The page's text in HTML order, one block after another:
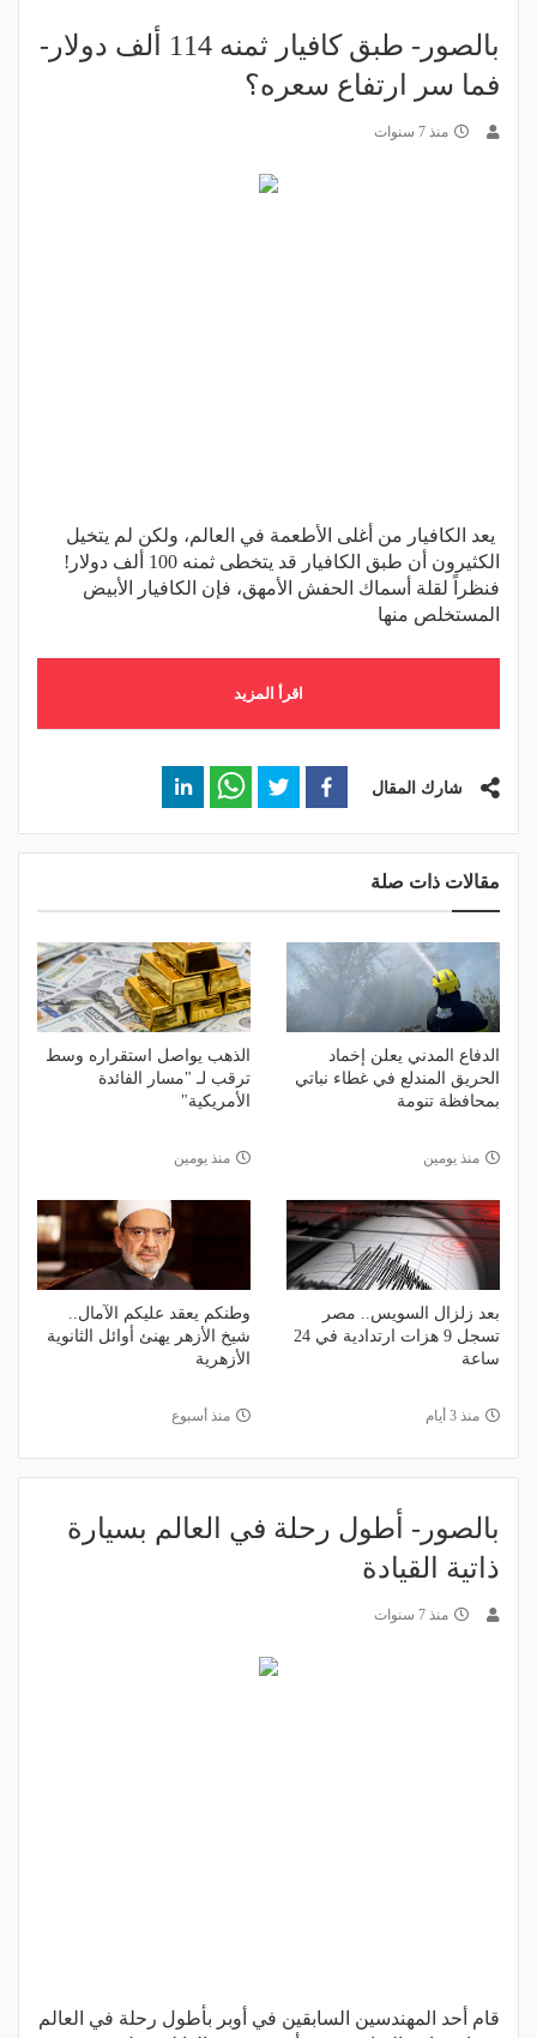
بالصور- طبق كافيار ثمنه 114 ألف دولار-
فما سر ارتفاع سعره؟
منذ 7 سنوات
يعد الكافيار من أغلى الأطعمة في العالم، ولكن لم يتخيل
الكثيرون أن طبق الكافيار قد يتخطى ثمنه 100 ألف دولار!
فنظراً لقلة أسماك الحفش الأمهق، فإن الكافيار الأبيض
المستخلص منها
اقرأ المزيد
شارك المقال
مقالات ذات صلة
الدفاع المدني يعلن إخماد
الحريق المندلع في غطاء نباتي
بمحافظة تنومة
منذ يومين
الذهب يواصل استقراره وسط
ترقب لـ "مسار الفائدة
الأمريكية"
منذ يومين
بعد زلزال السويس.. مصر
تسجل 9 هزات ارتدادية في 24
ساعة
منذ 3 أيام
وطنكم يعقد عليكم الآمال..
شيخ الأزهر يهنئ أوائل الثانوية
الأزهرية
منذ أسبوع
بالصور- أطول رحلة في العالم بسيارة
ذاتية القيادة
منذ 7 سنوات
قام أحد المهندسين السابقين في أوبر بأطول رحلة في العالم